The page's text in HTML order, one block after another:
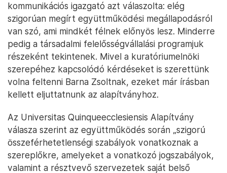
kommunikációs igazgató azt válaszolta: elég
szigorúan megírt együttműködési megállapodásról
van szó, ami mindkét félnek előnyös lesz. Minderre
pedig a társadalmi felelősségvállalási programjuk
részeként tekintenek. Mivel a kuratóriumelnöki
szerepéhez kapcsolódó kérdéseket is szerettünk
volna feltenni Barna Zsoltnak, ezeket már írásban
kellett eljuttatnunk az alapítványhoz.
Az Universitas Quinqueecclesiensis Alapítvány
válasza szerint az együttműködés során „szigorú
összeférhetetlenségi szabályok vonatkoznak a
szereplőkre, amelyeket a vonatkozó jogszabályok,
valamint a résztvevő szervezetek saját belső